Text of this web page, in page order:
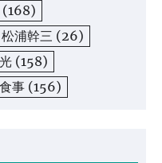
(168)
松浦幹三 (26)
(158)
食事 (156)